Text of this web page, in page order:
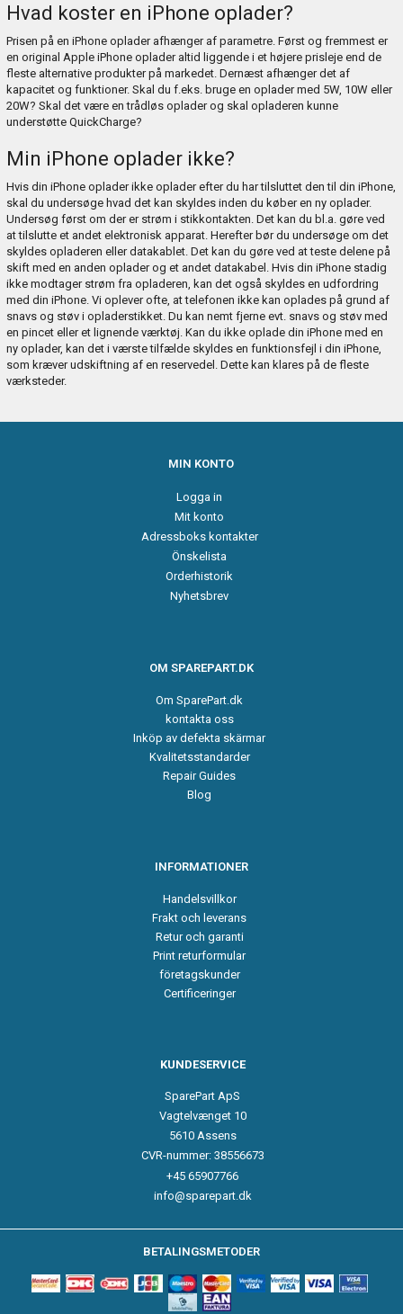
Hvad koster en iPhone oplader?
Prisen på en iPhone oplader afhænger af parametre. Først og fremmest er
en original Apple iPhone oplader altid liggende i et højere prisleje end de
fleste alternative produkter på markedet. Dernæst afhænger det af
kapacitet og funktioner. Skal du f.eks. bruge en oplader med 5W, 10W eller
20W? Skal det være en trådløs oplader og skal opladeren kunne
understøtte QuickCharge?
Min iPhone oplader ikke?
Hvis din iPhone oplader ikke oplader efter du har tilsluttet den til din iPhone,
skal du undersøge hvad det kan skyldes inden du køber en ny oplader.
Undersøg først om der er strøm i stikkontakten. Det kan du bl.a. gøre ved
at tilslutte et andet elektronisk apparat. Herefter bør du undersøge om det
skyldes opladeren eller datakablet. Det kan du gøre ved at teste delene på
skift med en anden oplader og et andet datakabel. Hvis din iPhone stadig
ikke modtager strøm fra opladeren, kan det også skyldes en udfordring
med din iPhone. Vi oplever ofte, at telefonen ikke kan oplades på grund af
snavs og støv i opladerstikket. Du kan nemt fjerne evt. snavs og støv med
en pincet eller et lignende værktøj. Kan du ikke oplade din iPhone med en
ny oplader, kan det i værste tilfælde skyldes en funktionsfejl i din iPhone,
som kræver udskiftning af en reservedel. Dette kan klares på de fleste
værksteder.
MIN KONTO
Logga in
Mit konto
Adressboks kontakter
Önskelista
Orderhistorik
Nyhetsbrev
OM SPAREPART.DK
Om SparePart.dk
kontakta oss
Inköp av defekta skärmar
Kvalitetsstandarder
Repair Guides
Blog
INFORMATIONER
Handelsvillkor
Frakt och leverans
Retur och garanti
Print returformular
företagskunder
Certificeringer
KUNDESERVICE
SparePart ApS
Vagtelvænget 10
5610 Assens
CVR-nummer: 38556673
+45 65907766
info@sparepart.dk
BETALINGSMETODER